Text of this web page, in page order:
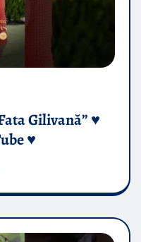
Gilivană” ♥️
♥️